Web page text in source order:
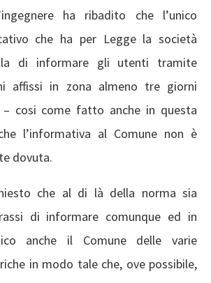
ha ribadito che l’unico
che ha per Legge la società
di informare gli utenti tramite
affissi in zona almeno tre giorni
cosi come fatto anche in questa
l’informativa al Comune non è
dovuta.
che al di là della norma sia
di informare comunque ed in
anche il Comune delle varie
in modo tale che, ove possibile,